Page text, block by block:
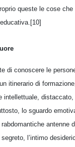
queste le cose che
di conoscere le
itinerario di
intellettuale,
lo sguardo
antenne
l’intimo